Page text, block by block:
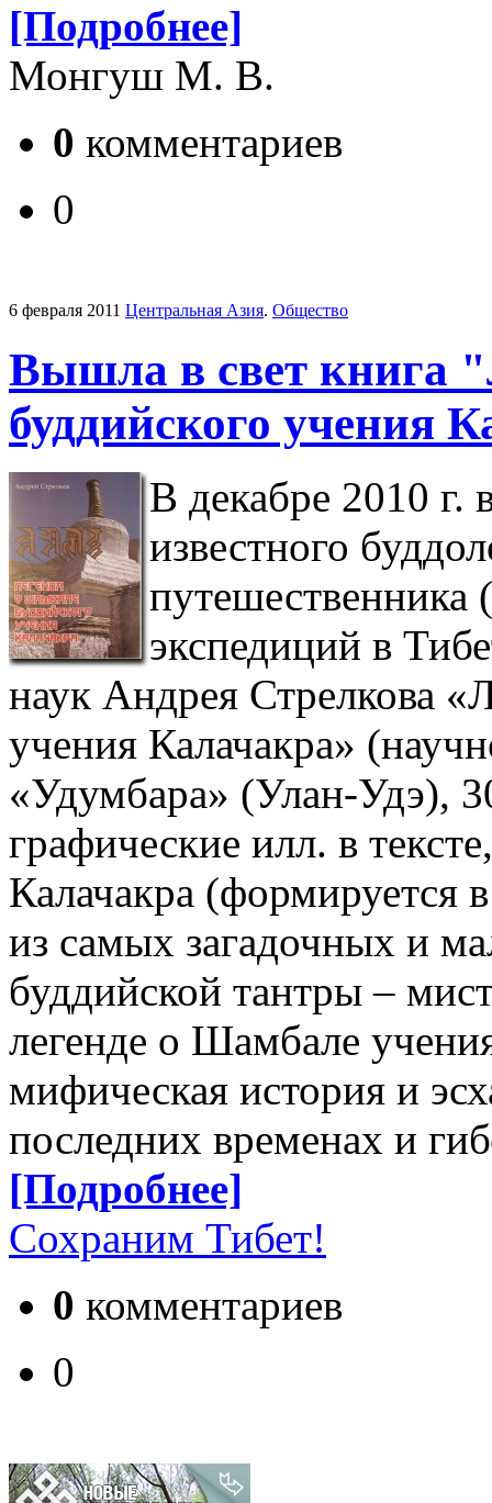
[Подробнее]
Монгуш М. В.
0 комментариев
0
6 февраля 2011 Центральная Азия. Общество
Вышла в свет книга
буддийского учения
В декабре 2010 г.
известного
экспедиций в
наук Андрея Стрелкова
учения Калачакра»
«Удумбара» (Улан-Удэ),
графические илл. в
Калачакра (формируется
из самых загадочных и
буддийской тантры –
легенде о Шамбале
мифическая история и
последних временах и
[Подробнее]
Сохраним Тибет!
0 комментариев
0